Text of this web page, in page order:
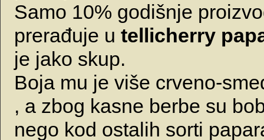
Samo 10% godišnje
prerađuje u tellicherry
je jako skup.
Boja mu je više crveno-
, a zbog kasne berbe su
nego kod ostalih sorti